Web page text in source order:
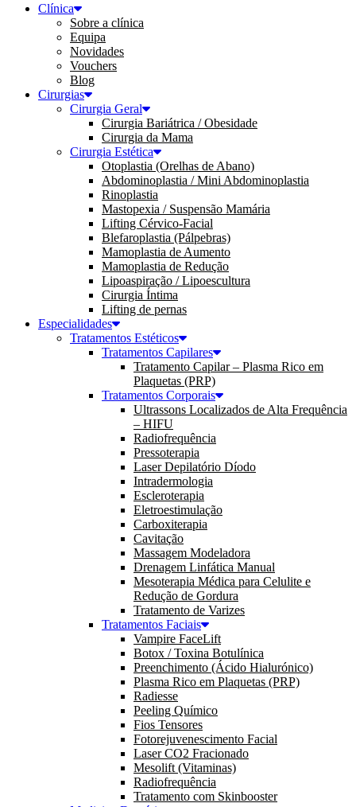
Clínica
Sobre a clínica
Equipa
Novidades
Vouchers
Blog
Cirurgias
Cirurgia Geral
Cirurgia Bariátrica / Obesidade
Cirurgia da Mama
Cirurgia Estética
Otoplastia (Orelhas de Abano)
Abdominoplastia / Mini Abdominoplastia
Rinoplastia
Mastopexia / Suspensão Mamária
Lifting Cérvico-Facial
Blefaroplastia (Pálpebras)
Mamoplastia de Aumento
Mamoplastia de Redução
Lipoaspiração / Lipoescultura
Cirurgia Íntima
Lifting de pernas
Especialidades
Tratamentos Estéticos
Tratamentos Capilares
Tratamento Capilar – Plasma Rico em
Plaquetas (PRP)
Tratamentos Corporais
Ultrassons Localizados de Alta Frequência
– HIFU
Radiofrequência
Pressoterapia
Laser Depilatório Díodo
Intradermologia
Escleroterapia
Eletroestimulação
Carboxiterapia
Cavitação
Massagem Modeladora
Drenagem Linfática Manual
Mesoterapia Médica para Celulite e
Redução de Gordura
Tratamento de Varizes
Tratamentos Faciais
Vampire FaceLift
Botox / Toxina Botulínica
Preenchimento (Ácido Hialurónico)
Plasma Rico em Plaquetas (PRP)
Radiesse
Peeling Químico
Fios Tensores
Fotorejuvenescimento Facial
Laser CO2 Fracionado
Mesolift (Vitaminas)
Radiofrequência
Tratamento com Skinbooster